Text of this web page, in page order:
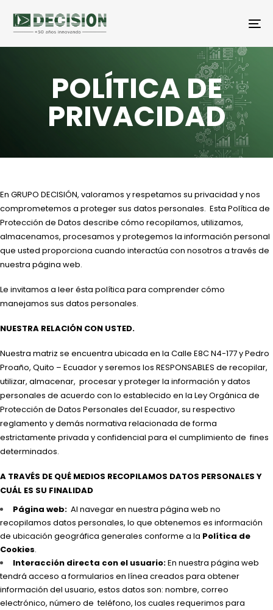
links
primary
navigation
POLÍTICA DE
PRIVACIDAD
En GRUPO DECISIÓN, valoramos y respetamos su privacidad y nos
comprometemos a proteger sus datos personales. Esta Política de
Protección de Datos describe cómo recopilamos, utilizamos,
almacenamos, procesamos y protegemos la información personal
que usted proporciona cuando interactúa con nosotros a través de
nuestra página web.
Le invitamos a leer ésta política para comprender cómo
manejamos sus datos personales.
NUESTRA RELACIÓN CON USTED.
Nuestra matriz se encuentra ubicada en la Calle E8C N4-177 y Pedro
Proaño, Quito – Ecuador y seremos los RESPONSABLES de recopilar,
utilizar, almacenar, procesar y proteger la información y datos
personales de acuerdo con lo establecido en la Ley Orgánica de
Protección de Datos Personales del Ecuador, su respectivo
reglamento y demás normativa relacionada de forma
estrictamente privada y confidencial para el cumplimiento de fines
determinados.
A TRAVÉS DE QUÉ MEDIOS RECOPILAMOS DATOS PERSONALES Y
CUÁL ES SU FINALIDAD
Página web: Al navegar en nuestra página web no
recopilamos datos personales, lo que obtenemos es información
de ubicación geográfica generales conforme a la Política de
Cookies.
Interacción directa con el usuario:En nuestra página web
tendrá acceso a formularios en línea creados para obtener
información del usuario, estos datos son: nombre, correo
electrónico, número de teléfono, los cuales requerimos para